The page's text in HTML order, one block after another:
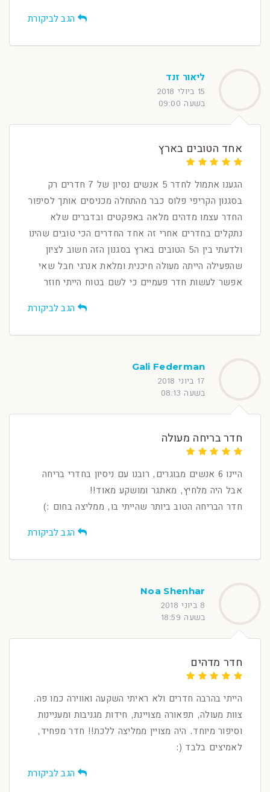
הגב לביקורת
ליאור זנד
15 ביולי 2018
בשעה 09:00
אחד הטובים בארץ
הגענו אתמול לחדר 5 אנשים נסיון של 7 חדרים רק
בסגנון הקריפי פלוס כבר מהתחלה מכניסים אותך לסיפור
החדר עצמו מדהים מלאה באפקטים ובדברים שלא
נתקלים בחדרים אחרי זה אחד החדרים הכי טובים שהינו
ולדעתי בין ה5 הטובים בארץ בסגנון הזה חשוב לציון
שהפעילה הייתה מעולה חיכנית ומלאת אנרגי חבל שאי
אפשר לעשות חדר פעמיים כי לשם בטוח הייתי חוזר
הגב לביקורת
Gali Federman
17 ביוני 2018
בשעה 08:13
חדר בריחה מעולה
היינו 6 אנשים מבוגרים, רובנו עם ניסיון בחדרי בריחה
אבל היה מלחיץ, מאתגר ומושקע מאוד!!
חדר הבריחה הטוב ביותר שהייתי בו, ממליצה בחום :)
הגב לביקורת
Noa Shenhar
8 ביוני 2018
בשעה 18:59
חדר מדהים
הייתי בהרבה חדרים ולא ראיתי השקעה ואווירה כמו פה.
צוות מעולה, תפאורה מצויינת, חידות מגניבות ומעניינות
וסיפור מיוחד. היה מצויין ממליצה ללכת!! חדר מפחיד,
לאמיצים בלבד (:
הגב לביקורת